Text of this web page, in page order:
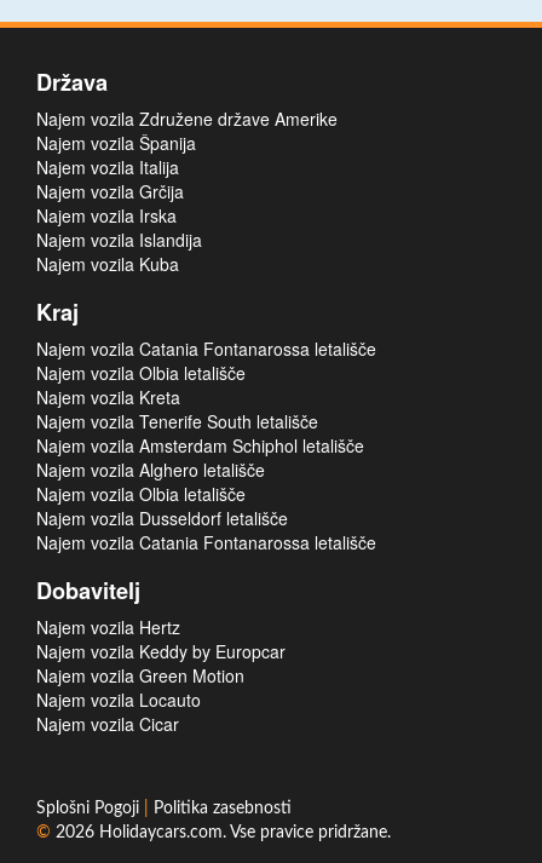
Država
Najem vozila Združene države Amerike
Najem vozila Španija
Najem vozila Italija
Najem vozila Grčija
Najem vozila Irska
Najem vozila Islandija
Najem vozila Kuba
Kraj
Najem vozila Catania Fontanarossa letališče
Najem vozila Olbia letališče
Najem vozila Kreta
Najem vozila Tenerife South letališče
Najem vozila Amsterdam Schiphol letališče
Najem vozila Alghero letališče
Najem vozila Olbia letališče
Najem vozila Dusseldorf letališče
Najem vozila Catania Fontanarossa letališče
Dobavitelj
Najem vozila Hertz
Najem vozila Keddy by Europcar
Najem vozila Green Motion
Najem vozila Locauto
Najem vozila Cicar
Splošni Pogoji
Politika zasebnosti
© 2026 Holidaycars.com. Vse pravice pridržane.